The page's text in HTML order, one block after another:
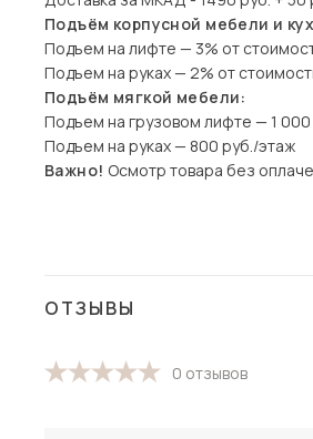
Подъём корпусной мебели и
Подъем на лифте — 3% от
Подъем на руках — 2% от
Подъём мягкой мебели:
Подъем на грузовом лифте — 1 000
Подъем на руках — 800 руб./этаж
Важно! Осмотр товара без
ОТЗЫВЫ
0 отзывов